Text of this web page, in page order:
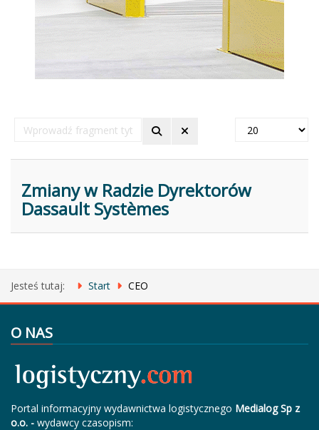
Wprowadź
fragment
Pokaż
Zmiany w Radzie Dyrektorów
Dassault Systèmes
Jesteś tutaj: Start CEO
O NAS
Portal informacyjny wydawnictwa logistycznego Medialog Sp z
o.o. - wydawcy czasopism: